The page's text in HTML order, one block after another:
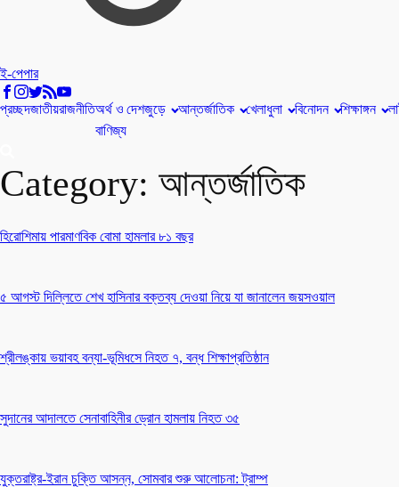
ই-পেপার
প্রচ্ছদজাতীয়রাজনীতিঅর্থ ও
বাণিজ্য
দেশজুড়ে আন্তর্জাতিক খেলাধুলা বিনোদন শিক্ষাঙ্গন
Category: আন্তর্জাতিক
হিরোশিমায় পারমাণবিক বোমা হামলার ৮১ বছর
৫ আগস্ট দিল্লিতে শেখ হাসিনার বক্তব্য দেওয়া নিয়ে যা জানালেন জয়সওয়াল
শ্রীলঙ্কায় ভয়াবহ বন্যা-ভূমিধসে নিহত ৭, বন্ধ শিক্ষাপ্রতিষ্ঠান
সুদানের আদালতে সেনাবাহিনীর ড্রোন হামলায় নিহত ৩৫
যুক্তরাষ্ট্র-ইরান চুক্তি আসন্ন, সোমবার শুরু আলোচনা: ট্রাম্প